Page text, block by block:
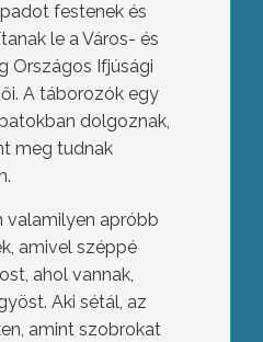
festenek és
le a Város- és
Országos Ifjúsági
A táborozók egy
dolgoznak,
meg tudnak
apróbb
amivel széppé
ahol vannak,
Aki sétál, az
amint szobrokat